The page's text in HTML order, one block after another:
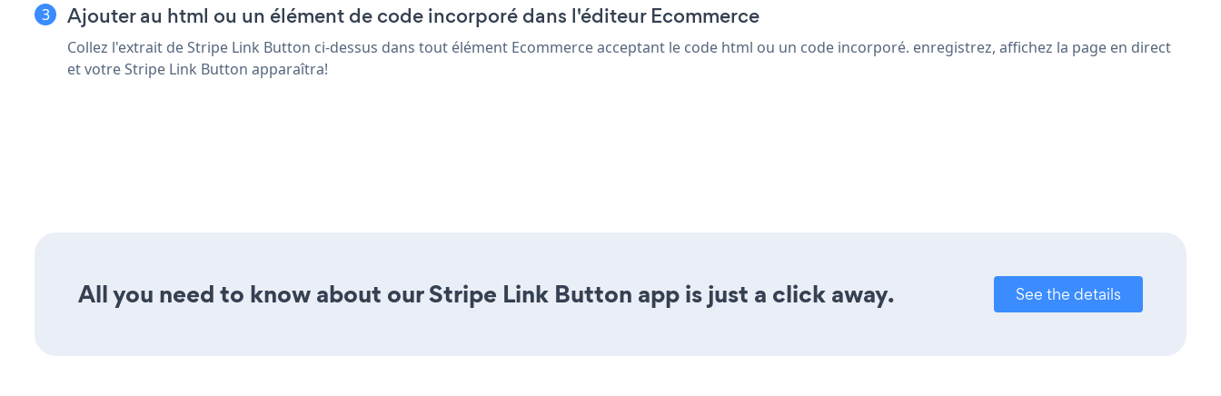
Ajouter au html ou un élément de code incorporé dans l'éditeur Ecommerce
Collez l'extrait de Stripe Link Button ci-dessus dans tout élément Ecommerce acceptant le code html ou un code incorporé. enregistrez, affichez la page en direct
et votre Stripe Link Button apparaîtra!
All you need to know about our Stripe Link Button app is just a click away. See the details